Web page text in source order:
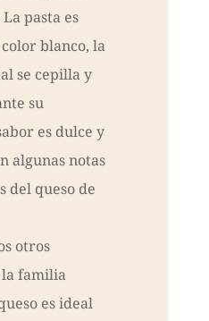
pasta es
blanco, la
se cepilla y
su
es dulce y
algunas notas
del queso de
otros
familia
es ideal